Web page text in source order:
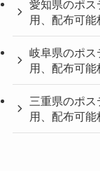
愛知県のポ
用、配布可能
岐阜県のポ
用、配布可能
三重県のポ
用、配布可能